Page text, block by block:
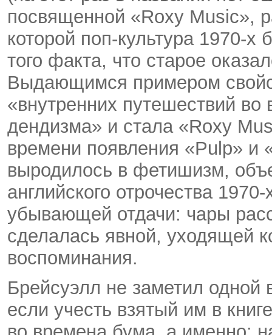
посвященной «Roxy Music»,
которой поп-культура 1970-
того факта, что старое
Выдающимся примером
«внутренних путешествий во
дендизма» и стала «Roxy
времени появления «Pulp» и
выродилось в фетишизм,
английского отрочества
убывающей отдачи: чары
сделалась явной, уходящей
воспоминания.
Брейсуэлл не заметил одной
если учесть взятый им в